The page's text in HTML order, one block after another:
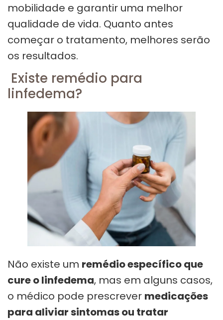
mobilidade e garantir uma melhor
qualidade de vida. Quanto antes
começar o tratamento, melhores serão
os resultados.
Existe remédio para
linfedema?
Não existe um remédio específico que
cure o linfedema, mas em alguns casos,
o médico pode prescrever medicações
para aliviar sintomas ou tratar